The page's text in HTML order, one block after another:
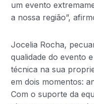
um evento
a nossa região”,
Jocelia Rocha,
qualidade do evento
técnica na sua
em dois momentos:
Com o suporte da